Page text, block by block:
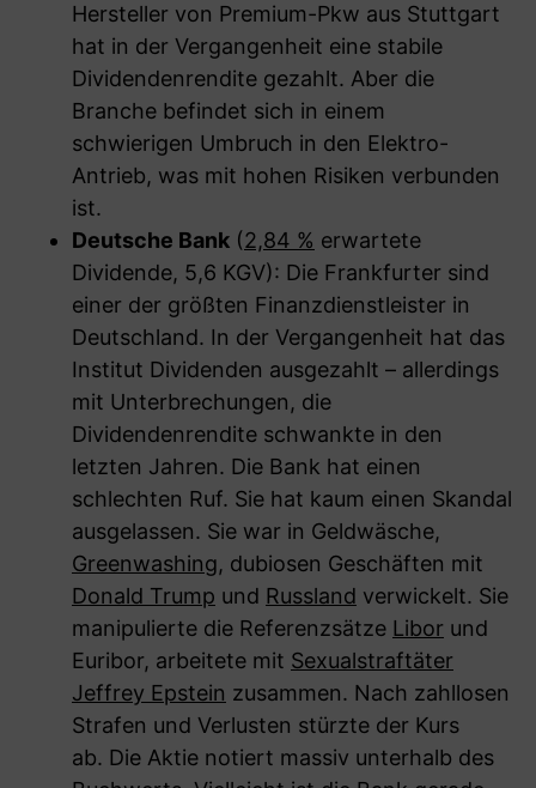
Hersteller von Premium-Pkw aus Stuttgart
hat in der Vergangenheit eine stabile
Dividendenrendite gezahlt. Aber die
Branche befindet sich in einem
schwierigen Umbruch in den Elektro-
Antrieb, was mit hohen Risiken verbunden
ist.
Deutsche Bank (2,84 % erwartete
Dividende, 5,6 KGV): Die Frankfurter sind
einer der größten Finanzdienstleister in
Deutschland. In der Vergangenheit hat das
Institut Dividenden ausgezahlt – allerdings
mit Unterbrechungen, die
Dividendenrendite schwankte in den
letzten Jahren. Die Bank hat einen
schlechten Ruf. Sie hat kaum einen Skandal
ausgelassen. Sie war in Geldwäsche,
Greenwashing, dubiosen Geschäften mit
Donald Trump und Russland verwickelt. Sie
manipulierte die Referenzsätze Libor und
Euribor, arbeitete mit Sexualstraftäter
Jeffrey Epstein zusammen. Nach zahllosen
Strafen und Verlusten stürzte der Kurs
ab. Die Aktie notiert massiv unterhalb des